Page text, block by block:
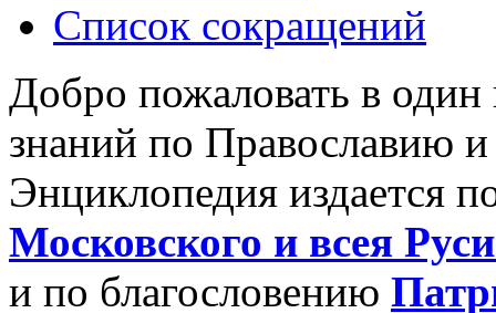
Список сокращений
Добро пожаловать в
знаний по Православию
Энциклопедия издается
Московского и всея
и по благословению